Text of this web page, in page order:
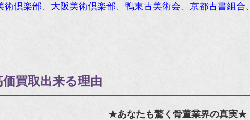
術倶楽部、 大阪美術倶楽部、 鴨東古美術会、 京都古書組合、
買取出来る理由
★あなたも驚く骨董業界の真実★